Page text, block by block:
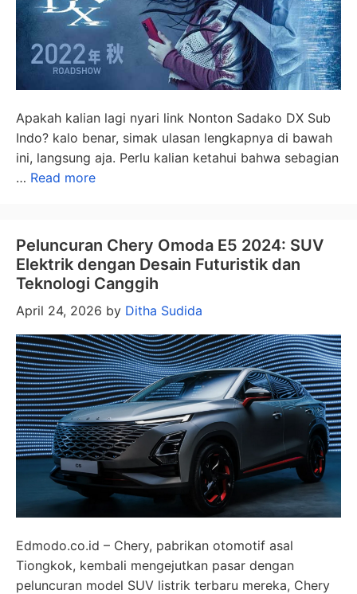
Apakah kalian lagi nyari link Nonton Sadako DX Sub
Indo? kalo benar, simak ulasan lengkapnya di bawah
ini, langsung aja. Perlu kalian ketahui bahwa sebagian
… Read more
Peluncuran Chery Omoda E5 2024: SUV
Elektrik dengan Desain Futuristik dan
Teknologi Canggih
April 24, 2026 by Ditha Sudida
Edmodo.co.id – Chery, pabrikan otomotif asal
Tiongkok, kembali mengejutkan pasar dengan
peluncuran model SUV listrik terbaru mereka, Chery